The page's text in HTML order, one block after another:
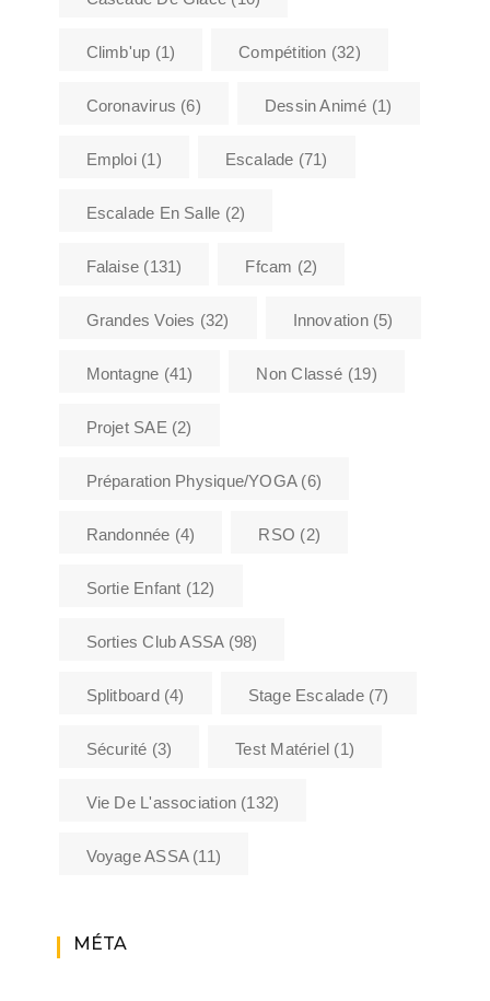
Climb'up (1) Compétition (32)
Coronavirus (6) Dessin Animé (1)
Emploi(1) Escalade (71)
Escalade En Salle (2)
Falaise (131) Ffcam (2)
Grandes Voies (32) Innovation(5)
Montagne (41) Non Classé (19)
Projet SAE (2)
Préparation Physique/YOGA(6)
Randonnée (4) RSO (2)
Sortie Enfant (12)
Sorties Club ASSA(98)
Splitboard(4) Stage Escalade(7)
Sécurité (3) Test Matériel (1)
Vie De L'association (132)
Voyage ASSA(11)
MÉTA